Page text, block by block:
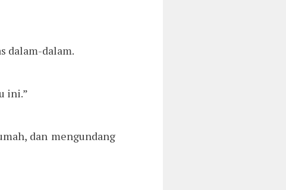
dalam-dalam.
ini.”
dan mengundang